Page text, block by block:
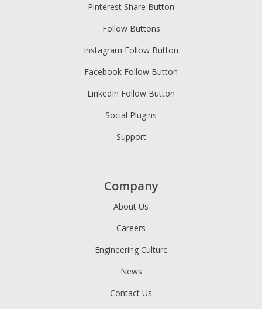
Pinterest Share Button
Follow Buttons
Instagram Follow Button
Facebook Follow Button
LinkedIn Follow Button
Social Plugins
Support
Company
About Us
Careers
Engineering Culture
News
Contact Us